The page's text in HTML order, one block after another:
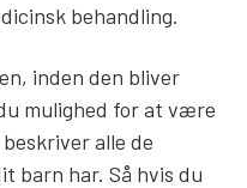
behandling.
inden den bliver
mulighed for at være
alle de
barn har. Så hvis du